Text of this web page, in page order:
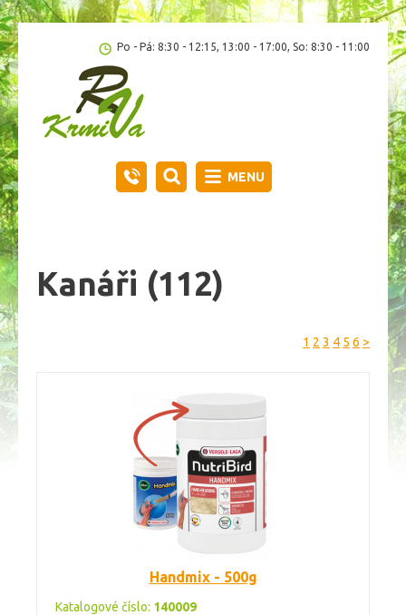
Po - Pá: 8:30 - 12:15, 13:00 - 17:00, So: 8:30 - 11:00
MENU
Kanáři (112)
1 2 3 4 5 6 >
Handmix - 500g
Katalogové číslo: 140009